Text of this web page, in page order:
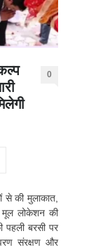
0
से की मुलाकात,
मूल लोकेशन की
पहली बरसी पर
संरक्षण और